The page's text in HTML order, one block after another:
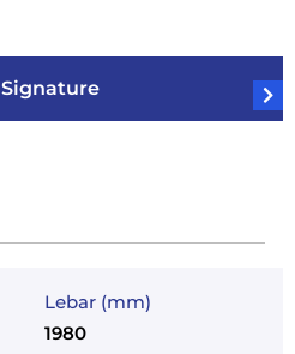
Signature
Lebar (mm)
1980